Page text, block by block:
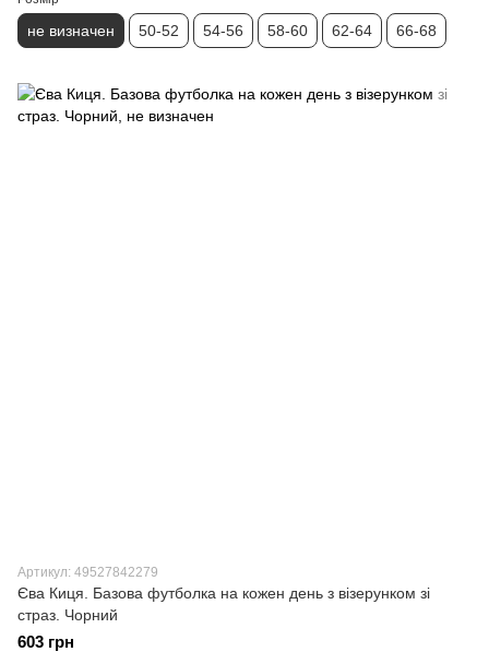
не визначен 50-52 54-56 58-60 62-64 66-68
Артикул: 49527842279
Єва Киця. Базова футболка на кожен день з візерунком зі
страз. Чорний
603 грн